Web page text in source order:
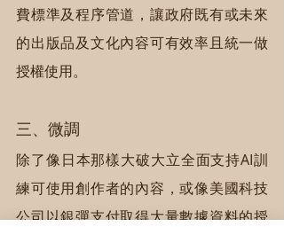
費標準及程序管道，讓政府既有或未來
的出版品及文化內容可有效率且統一做
授權使用。
三、微調
除了像日本那樣大破大立全面支持AI訓
練可使用創作者的內容，或像美國科技
公司以銀彈支付取得大量數據資料的授